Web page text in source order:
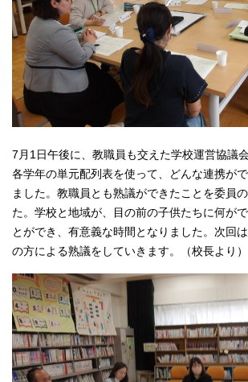
7月1日午後に、教職員も交えた学校運営協議
各学年の単元配列表を使って、どんな連携が
ました。教職員とも熟議ができたことを委員
た。学校と地域が、目の前の子供たちに何が
とができ、有意義な時間となりました。次回
の方による熟議をしていきます。（校長より）